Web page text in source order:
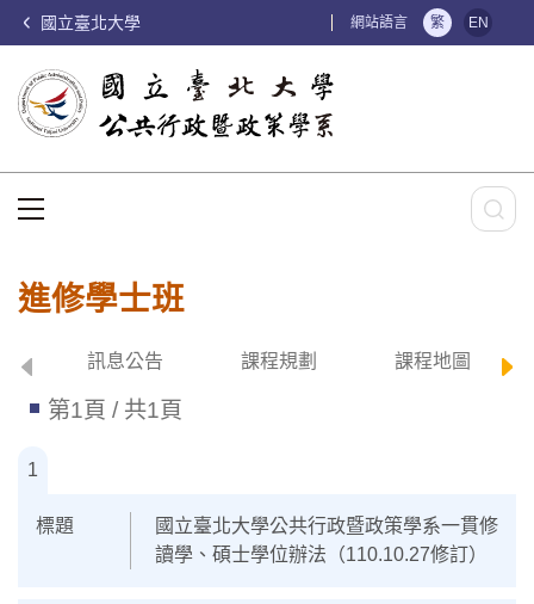
國立臺北大學 網站語言 繁 EN
進修學士班
訊息公告 課程規劃 課程地圖
第1頁 / 共1頁
1
國立臺北大學公共行政暨政策學系一貫修
讀學、碩士學位辦法（110.10.27修訂）